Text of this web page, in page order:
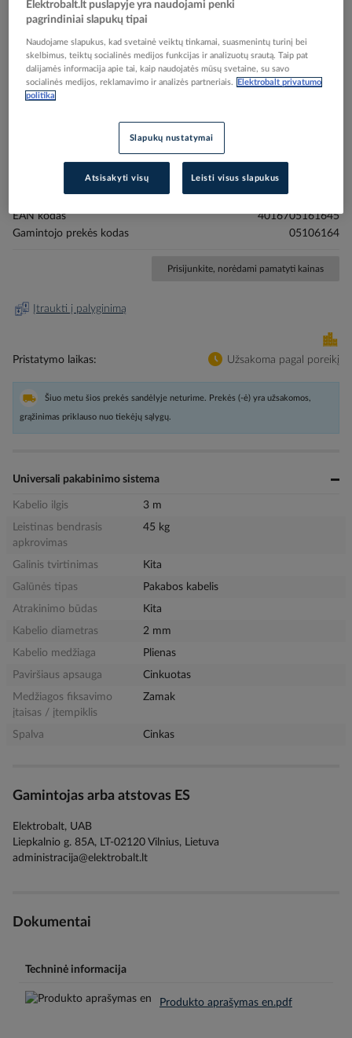
Skip
Reali prekė gali skirtis nuo pavaizduotos nuotraukoje
trapecijos formos jungtimi L-3m PSASCT3X45 -
EAN kodas
4016705161645
Gamintojo prekės kodas
05106164
Prisijunkite, norėdami pamatyti kainas
Įtraukti į palyginimą
Pristatymo laikas Užsakoma pagal poreikį
Šiuo metu šios prekės sandėlyje neturime. Prekės (-ė) yra užsakomos,
grąžinimas priklauso nuo tiekėjų sąlygų.
Universali pakabinimo sistema
Kabelio ilgis
3 m
Leistinas bendrasis
apkrovimas
45 kg
Galinis tvirtinimas
Kita
Galūnės tipas
Pakabos kabelis
Atrakinimo būdas
Kita
Kabelio diametras
2 mm
Kabelio medžiaga
Plienas
Paviršiaus apsauga
Cinkuotas
Medžiagos fiksavimo
įtaisas / įtempiklis
Zamak
Spalva Cinkas
Gamintojas arba atstovas ES
Elektrobalt, UAB
Liepkalnio g. 85A, LT-02120 Vilnius, Lietuva
administracija@elektrobalt.lt
Dokumentai
Techninė informacija
Produkto aprašymas en.pdf
Elektrobalt.lt puslapyje yra naudojami penki
pagrindiniai slapukų tipai
Naudojame slapukus, kad svetainė veiktų tinkamai, suasmenintų turinį bei
skelbimus, teiktų socialinės medijos funkcijas ir analizuotų srautą. Taip pat
dalijamės informacija apie tai, kaip naudojatės mūsų svetaine, su savo
socialinės medijos, reklamavimo ir analizės partneriais.
Elektrobalt privatumo
politika
Slapukų nustatymai
Atsisakyti visų Leisti visus slapukus